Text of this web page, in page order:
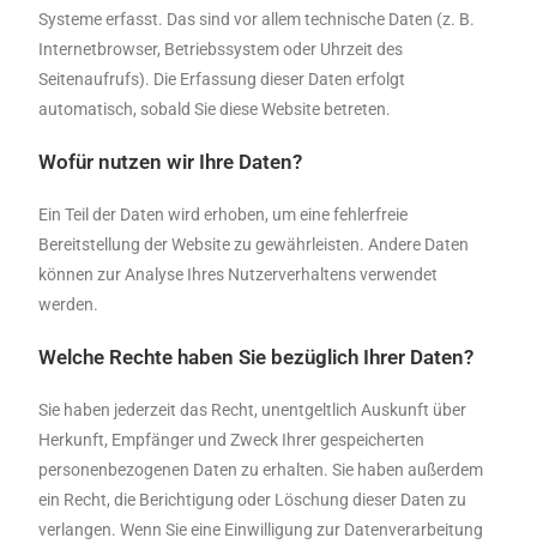
Systeme erfasst. Das sind vor allem technische Daten (z. B.
Internetbrowser, Betriebssystem oder Uhrzeit des
Seitenaufrufs). Die Erfassung dieser Daten erfolgt
automatisch, sobald Sie diese Website betreten.
Wofür nutzen wir Ihre Daten?
Ein Teil der Daten wird erhoben, um eine fehlerfreie
Bereitstellung der Website zu gewährleisten. Andere Daten
können zur Analyse Ihres Nutzerverhaltens verwendet
werden.
Welche Rechte haben Sie bezüglich Ihrer Daten?
Sie haben jederzeit das Recht, unentgeltlich Auskunft über
Herkunft, Empfänger und Zweck Ihrer gespeicherten
personenbezogenen Daten zu erhalten. Sie haben außerdem
ein Recht, die Berichtigung oder Löschung dieser Daten zu
verlangen. Wenn Sie eine Einwilligung zur Datenverarbeitung